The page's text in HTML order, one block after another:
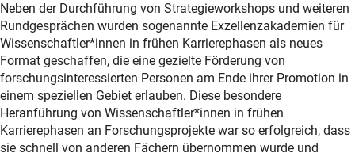
Neben der Durchführung von Strategieworkshops und weiteren
Rundgesprächen wurden sogenannte Exzellenzakademien für
Wissenschaftler*innen in frühen Karrierephasen als neues
Format geschaffen, die eine gezielte Förderung von
forschungsinteressierten Personen am Ende ihrer Promotion in
einem speziellen Gebiet erlauben. Diese besondere
Heranführung von Wissenschaftler*innen in frühen
Karrierephasen an Forschungsprojekte war so erfolgreich, dass
sie schnell von anderen Fächern übernommen wurde und